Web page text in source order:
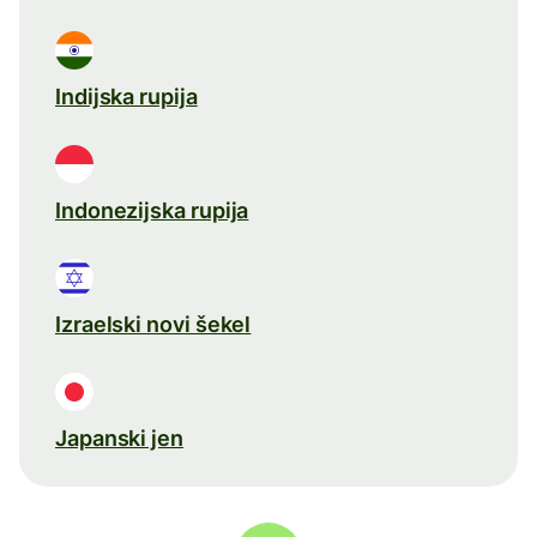
Indijska rupija
Indonezijska rupija
Izraelski novi šekel
Japanski jen